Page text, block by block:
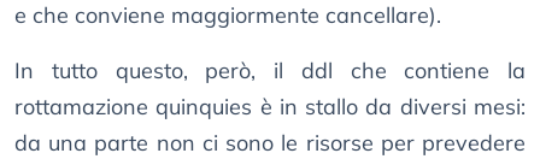
e che conviene maggiormente cancellare).
In tutto questo, però, il ddl che contiene la
rottamazione quinquies è in stallo da diversi mesi:
da una parte non ci sono le risorse per prevedere